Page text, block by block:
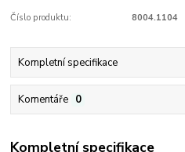
Číslo produktu: 8004.1104
Kompletní specifikace
Komentáře 0
Kompletní specifikace